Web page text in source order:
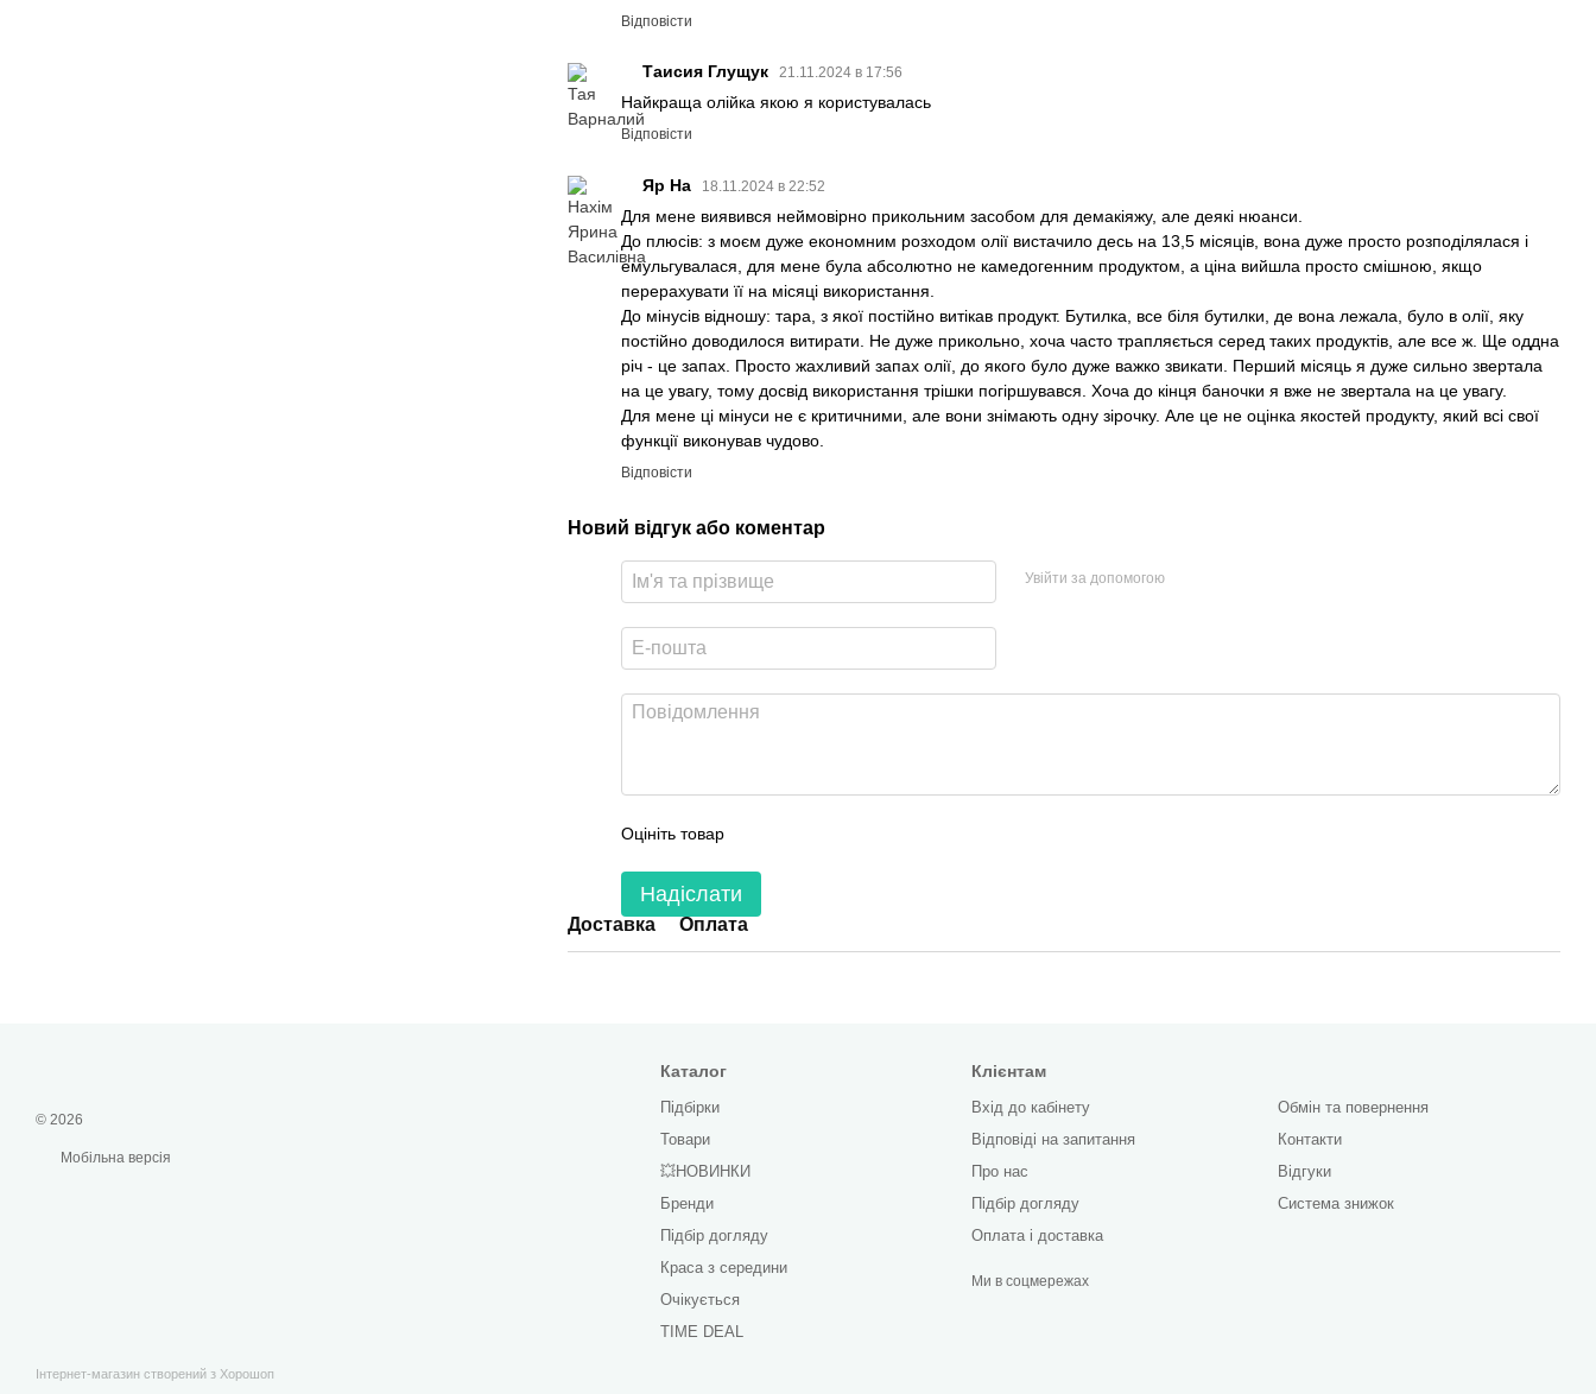
Відповісти
Таисия Глущук 21.11.2024 в 17:56
Найкраща олійка якою я користувалась
Відповісти
Яр На 18.11.2024 в 22:52
Для мене виявився неймовірно прикольним засобом для демакіяжу, але деякі нюанси.
До плюсів: з моєм дуже економним розходом олії вистачило десь на 13,5 місяців, вона дуже просто розподілялася і
емульгувалася, для мене була абсолютно не камедогенним продуктом, а ціна вийшла просто смішною, якщо
перерахувати її на місяці використання.
До мінусів відношу: тара, з якої постійно витікав продукт. Бутилка, все біля бутилки, де вона лежала, було в олії, яку
постійно доводилося витирати. Не дуже прикольно, хоча часто трапляється серед таких продуктів, але все ж. Ще оддна
річ - це запах. Просто жахливий запах олії, до якого було дуже важко звикати. Перший місяць я дуже сильно звертала
на це увагу, тому досвід використання трішки погіршувався. Хоча до кінця баночки я вже не звертала на це увагу.
Для мене ці мінуси не є критичними, але вони знімають одну зірочку. Але це не оцінка якостей продукту, який всі свої
функції виконував чудово.
Відповісти
Новий відгук або коментар
Увійти за допомогою
Оцініть товар
Надіслати
Доставка Оплата
© 2026
Мобільна версія
Інтернет-магазин створений з Хорошоп
Каталог
Підбірки
Товари
💥НОВИНКИ
Бренди
Підбір догляду
Краса з середини
Очікується
TIME DEAL
Клієнтам
Вхід до кабінету
Відповіді на запитання
Про нас
Підбір догляду
Оплата і доставка
Обмін та повернення
Контакти
Відгуки
Система знижок
Ми в соцмережах